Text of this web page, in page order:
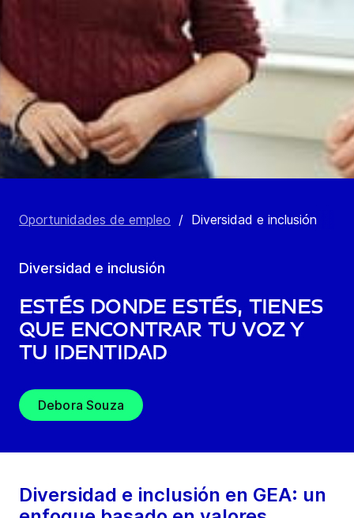
Oportunidades de empleo / Diversidad e inclusión
Diversidad e inclusión
Estés donde estés, tienes
que encontrar tu voz y
tu identidad
Debora Souza
Diversidad e inclusión en GEA: un